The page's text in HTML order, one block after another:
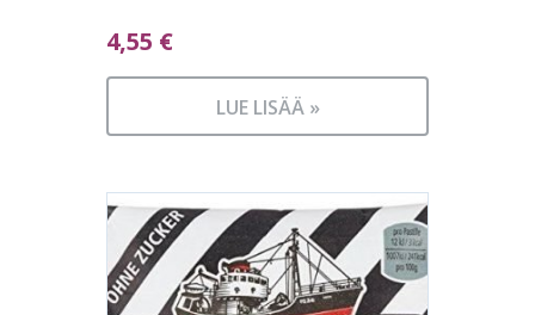
4,55 €
LUE LISÄÄ »